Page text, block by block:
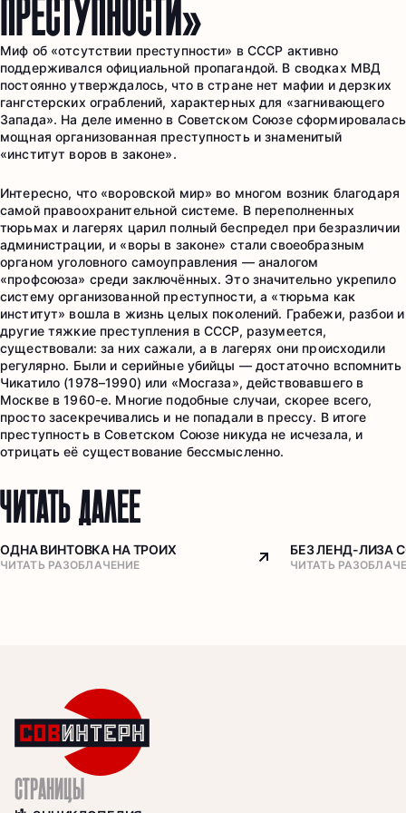
ПРЕСТУПНОСТИ»
Миф об «отсутствии преступности» в СССР активно
поддерживался официальной пропагандой. В сводках МВД
постоянно утверждалось, что в стране нет мафии и дерзких
гангстерских ограблений, характерных для «загнивающего
Запада». На деле именно в Советском Союзе сформировалась
мощная организованная преступность и знаменитый
«институт воров в законе».
Интересно, что «воровской мир» во многом возник благодаря
самой правоохранительной системе. В переполненных
тюрьмах и лагерях царил полный беспредел при безразличии
администрации, и «воры в законе» стали своеобразным
органом уголовного самоуправления — аналогом
«профсоюза» среди заключённых. Это значительно укрепило
систему организованной преступности, а «тюрьма как
институт» вошла в жизнь целых поколений. Грабежи, разбои и
другие тяжкие преступления в СССР, разумеется,
существовали: за них сажали, а в лагерях они происходили
регулярно. Были и серийные убийцы — достаточно вспомнить
Чикатило (1978–1990) или «Мосгаза», действовавшего в
Москве в 1960-е. Многие подобные случаи, скорее всего,
просто засекречивались и не попадали в прессу. В итоге
преступность в Советском Союзе никуда не исчезала, и
отрицать её существование бессмысленно.
ЧИТАТЬ ДАЛЕЕ
ОДНА ВИНТОВКА НА ТРОИХ
ЧИТАТЬ РАЗОБЛАЧЕНИЕ Arrow top right
БЕЗ ЛЕНД-ЛИЗА
ЧИТАТЬ
СТРАНИЦЫ